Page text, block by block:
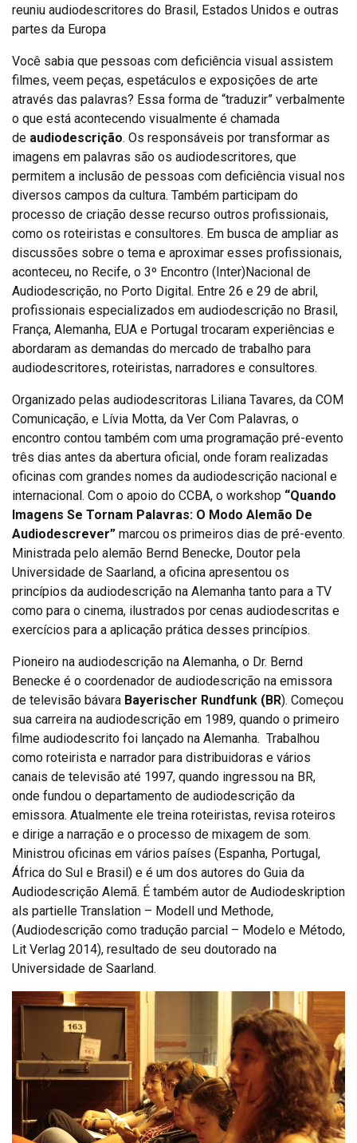
reuniu audiodescritores do Brasil, Estados Unidos e outras
partes da Europa
Você sabia que pessoas com deficiência visual assistem
filmes, veem peças, espetáculos e exposições de arte
através das palavras? Essa forma de “traduzir” verbalmente
o que está acontecendo visualmente é chamada
de audiodescrição. Os responsáveis por transformar as
imagens em palavras são os audiodescritores, que
permitem a inclusão de pessoas com deficiência visual nos
diversos campos da cultura. Também participam do
processo de criação desse recurso outros profissionais,
como os roteiristas e consultores. Em busca de ampliar as
discussões sobre o tema e aproximar esses profissionais,
aconteceu, no Recife, o 3º Encontro (Inter)Nacional de
Audiodescrição, no Porto Digital. Entre 26 e 29 de abril,
profissionais especializados em audiodescrição no Brasil,
França, Alemanha, EUA e Portugal trocaram experiências e
abordaram as demandas do mercado de trabalho para
audiodescritores, roteiristas, narradores e consultores.
Organizado pelas audiodescritoras Liliana Tavares, da COM
Comunicação, e Lívia Motta, da Ver Com Palavras, o
encontro contou também com uma programação pré-evento
três dias antes da abertura oficial, onde foram realizadas
oficinas com grandes nomes da audiodescrição nacional e
internacional. Com o apoio do CCBA, o workshop “Quando
Imagens Se Tornam Palavras: O Modo Alemão De
Audiodescrever” marcou os primeiros dias de pré-evento.
Ministrada pelo alemão Bernd Benecke, Doutor pela
Universidade de Saarland, a oficina apresentou os
princípios da audiodescrição na Alemanha tanto para a TV
como para o cinema, ilustrados por cenas audiodescritas e
exercícios para a aplicação prática desses princípios.
Pioneiro na audiodescrição na Alemanha, o Dr. Bernd
Benecke é o coordenador de audiodescrição na emissora
de televisão bávara Bayerischer Rundfunk (BR). Começou
sua carreira na audiodescrição em 1989, quando o primeiro
filme audiodescrito foi lançado na Alemanha. Trabalhou
como roteirista e narrador para distribuidoras e vários
canais de televisão até 1997, quando ingressou na BR,
onde fundou o departamento de audiodescrição da
emissora. Atualmente ele treina roteiristas, revisa roteiros
e dirige a narração e o processo de mixagem de som.
Ministrou oficinas em vários países (Espanha, Portugal,
África do Sul e Brasil) e é um dos autores do Guia da
Audiodescrição Alemã. É também autor de Audiodeskription
als partielle Translation – Modell und Methode,
(Audiodescrição como tradução parcial – Modelo e Método,
Lit Verlag 2014), resultado de seu doutorado na
Universidade de Saarland.